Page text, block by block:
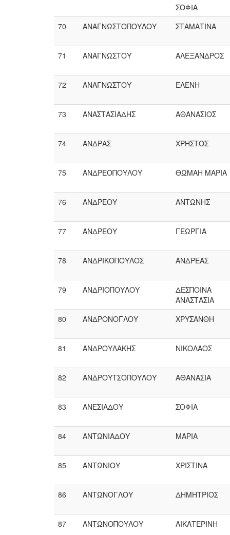
ΣΟΦΙΑ
70
ΑΝΑΓΝΩΣΤΟΠΟΥΛΟΥ ΣΤΑΜΑΤΙΝΑ
71 ΑΝΑΓΝΩΣΤΟΥ ΑΛΕΞΑΝΔΡΟΣ
72 ΑΝΑΓΝΩΣΤΟΥ ΕΛΕΝΗ
73 ΑΝΑΣΤΑΣΙΑΔΗΣ ΑΘΑΝΑΣΙΟΣ
74 ΑΝΔΡΑΣ ΧΡΗΣΤΟΣ
75 ΑΝΔΡΕΟΠΟΥΛΟΥ ΘΩΜΑΗ ΜΑΡΙΑ
76 ΑΝΔΡΕΟΥ ΑΝΤΩΝΗΣ
77 ΑΝΔΡΕΟΥ ΓΕΩΡΓΙΑ
78 ΑΝΔΡΙΚΟΠΟΥΛΟΣ ΑΝΔΡΕΑΣ
79 ΑΝΔΡΙΟΠΟΥΛΟΥ
ΔΕΣΠΟΙΝΑ
ΑΝΑΣΤΑΣΙΑ
80
ΑΝΔΡΟΝΟΓΛΟΥ ΧΡΥΣΑΝΘΗ
81 ΑΝΔΡΟΥΛΑΚΗΣ ΝΙΚΟΛΑΟΣ
82 ΑΝΔΡΟΥΤΣΟΠΟΥΛΟΥ ΑΘΑΝΑΣΙΑ
83 ΑΝΕΣΙΑΔΟΥ ΣΟΦΙΑ
84 ΑΝΤΩΝΙΑΔΟΥ ΜΑΡΙΑ
85 ΑΝΤΩΝΙΟΥ ΧΡΙΣΤΙΝΑ
86 ΑΝΤΩΝΟΓΛΟΥ ΔΗΜΗΤΡΙΟΣ
87 ΑΝΤΩΝΟΠΟΥΛΟΥ ΑΙΚΑΤΕΡΙΝΗ